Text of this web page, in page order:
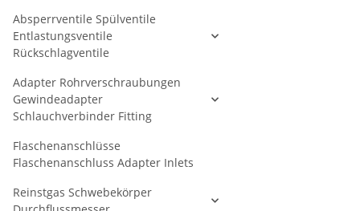
Absperrventile Spülventile
Entlastungsventile
Rückschlagventile
Adapter Rohrverschraubungen
Gewindeadapter
Schlauchverbinder Fitting
Flaschenanschlüsse
Flaschenanschluss Adapter Inlets
Reinstgas Schwebekörper